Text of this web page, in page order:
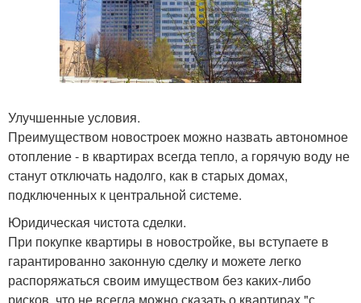
Улучшенные условия.
Преимуществом новостроек можно назвать автономное
отопление - в квартирах всегда тепло, а горячую воду не
станут отключать надолго, как в старых домах,
подключенных к центральной системе.
Юридическая чистота сделки.
При покупке квартиры в новостройке, вы вступаете в
гарантированно законную сделку и можете легко
распоряжаться своим имуществом без каких-либо